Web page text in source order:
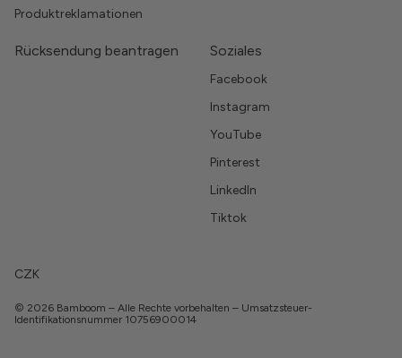
Produktreklamationen
Rücksendung beantragen Soziales
Facebook
Instagram
YouTube
Pinterest
LinkedIn
Tiktok
CZK
© 2026 Bamboom – Alle Rechte vorbehalten – Umsatzsteuer-
Identifikationsnummer 10756900014